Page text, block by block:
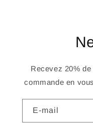
Recevez 20%
commande en
E-mail